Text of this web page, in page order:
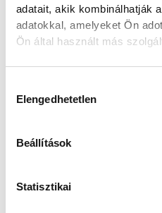
adatait, akik kombinálhatják
adatokkal, amelyeket Ön
Ön által használt más
Elengedhetetlen
Beállítások
Statisztikai
készített „Rigófütty”
harmadik helyen a
gyöngy” torta, Novák
Kávéház, Szeged)